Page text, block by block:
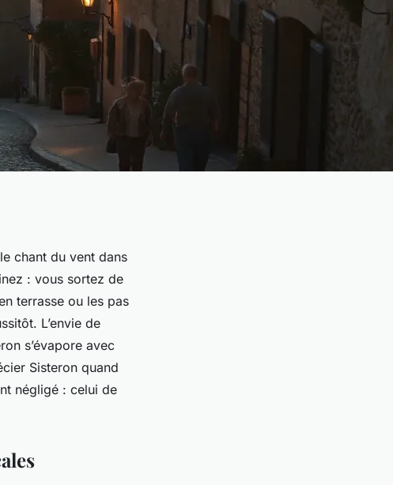
chant du vent dans
: vous sortez de
terrasse ou les pas
L’envie de
s’évapore avec
Sisteron quand
négligé : celui de